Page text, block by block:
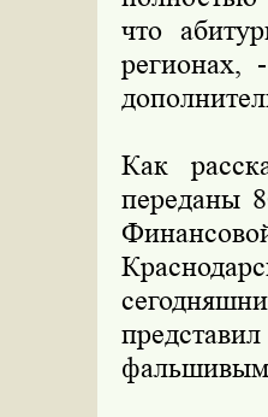
что
Как
переданы